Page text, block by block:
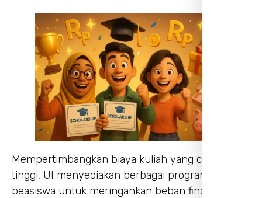
Mempertimbangkan biaya kuliah yang cukup
tinggi, UI menyediakan berbagai program
beasiswa untuk meringankan beban finansial